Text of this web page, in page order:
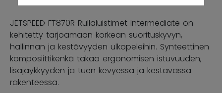
JETSPEED FT870R Rullaluistimet Intermediate on
kehitetty tarjoamaan korkean suorituskyvyn,
hallinnan ja kestävyyden ulkopeleihin. Synteettinen
komposiittikenkä takaa ergonomisen istuvuuden,
lisäjäykkyyden ja tuen kevyessä ja kestävässä
rakenteessa.